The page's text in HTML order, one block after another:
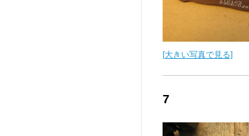
[大きい写真で見る]
7